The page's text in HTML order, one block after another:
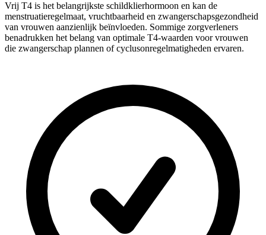
Vrij T4 is het belangrijkste schildklierhormoon en kan de
menstruatieregelmaat, vruchtbaarheid en zwangerschapsgezondheid
van vrouwen aanzienlijk beïnvloeden. Sommige zorgverleners
benadrukken het belang van optimale T4-waarden voor vrouwen
die zwangerschap plannen of cyclusonregelmatigheden ervaren.